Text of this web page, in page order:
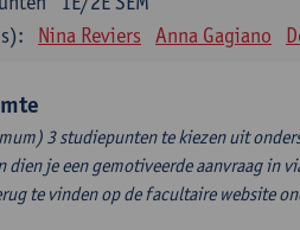
Nina Reviers Anna Gagiano
3 studiepunten te kiezen uit
dien je een gemotiveerde aanvraag
te vinden op de facultaire website